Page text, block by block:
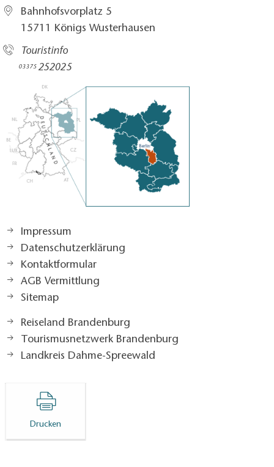
Bahnhofsvorplatz 5​
15711 Königs Wusterhausen
Touristinfo
03375252025​
Impressum
Datenschutzerklärung
Kontaktformular
AGB Vermittlung
Sitemap
Reiseland Brandenburg
Tourismusnetzwerk Brandenburg
Landkreis Dahme-Spreewald
Drucken